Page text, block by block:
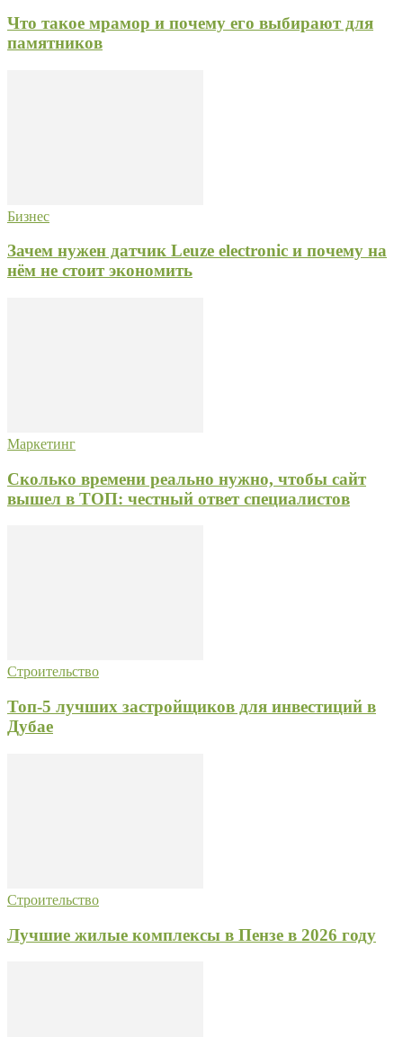
Что такое мрамор и почему его выбирают для
памятников
Бизнес
Зачем нужен датчик Leuze electronic и почему на
нём не стоит экономить
Маркетинг
Сколько времени реально нужно, чтобы сайт
вышел в ТОП: честный ответ специалистов
Строительство
Топ-5 лучших застройщиков для инвестиций в
Дубае
Строительство
Лучшие жилые комплексы в Пензе в 2026 году